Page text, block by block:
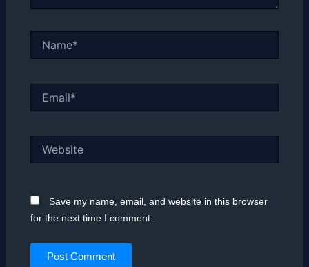
Save my name, email, and website in this browser
for the next time I comment.